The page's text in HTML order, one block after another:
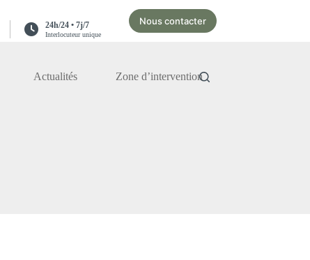
24h/24 • 7j/7
Interlocuteur unique
Nous contacter
Actualités Zone d’intervention